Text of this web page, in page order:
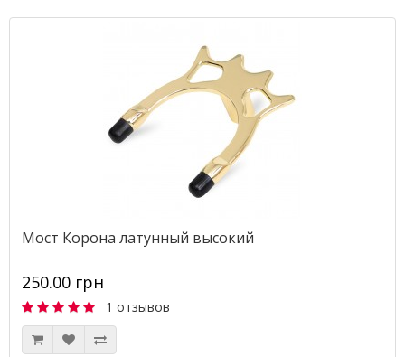
Мост Корона латунный высокий
250.00 грн
1 отзывов